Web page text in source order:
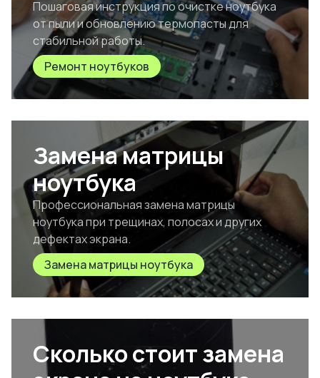
Пошаговая инструкция по очистке ноутбука
от пыли и обновлению термопасты для
стабильной работы.
Ремонт ноутбуков
Замена матрицы
ноутбука
Профессиональная замена матрицы
ноутбука при трещинах, полосах и других
дефектах экрана.
Замена матрицы ноутбука
Сколько стоит замена